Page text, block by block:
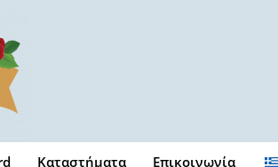
Καταστήματα Επικοινωνία